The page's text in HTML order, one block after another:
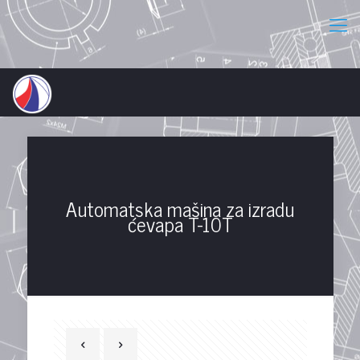
Automatska mašina za izradu
ćevapa T-10T